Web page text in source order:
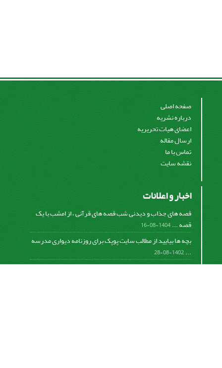
صفحه اصلی
درباره نشریه
اعضای هیات تحریریه
ارسال مقاله
تماس با ما
نقشه سایت
اخبار و اعلانات
قصه های جذاب و دیدنی شب قصه های قرآنی ، از امشب با یک
قصه ...1404-08-16
بچه ها بیایید از مطالب سایت پوپک برای روزنامه دیواری مدرسه
...
1402-08-28